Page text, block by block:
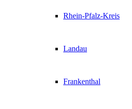
Rhein-Pfalz-Kreis
Landau
Frankenthal